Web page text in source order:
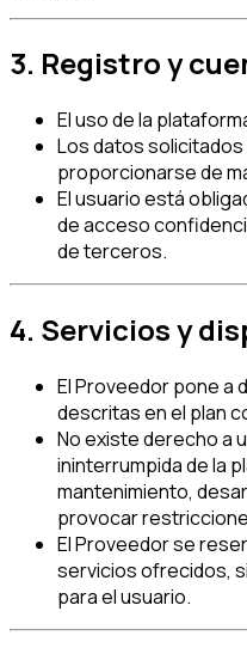
3. Registro y
El uso de la
Los datos
proporcionarse de
El usuario está
de acceso
de terceros.
4. Servicios y
El Proveedor pone a
descritas en el plan
No existe derecho a
ininterrumpida de la
mantenimiento,
provocar
El Proveedor se
servicios ofrecidos,
para el usuario.